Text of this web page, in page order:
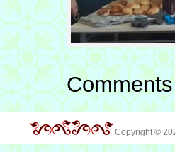
Copyright ©